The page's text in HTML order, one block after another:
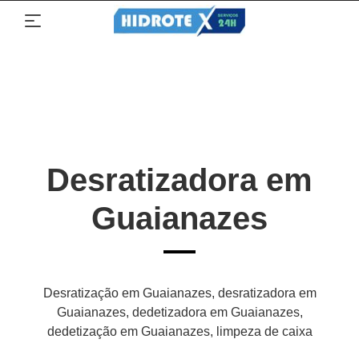
Desratizadora em
Guaianazes
Desratização em Guaianazes, desratizadora em
Guaianazes, dedetizadora em Guaianazes,
dedetização em Guaianazes, limpeza de caixa